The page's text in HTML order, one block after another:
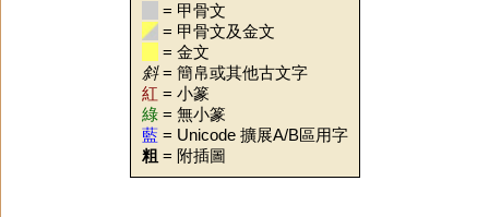
= 甲骨文
= 甲骨文及金文
= 金文
斜= 簡帛或其他古文字
紅 = 小篆
綠 = 無小篆
藍 = Unicode 擴展A/B區用字
粗 = 附插圖